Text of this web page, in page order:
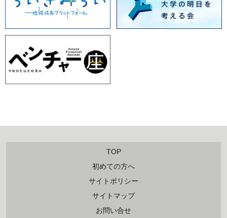
TOP
初めての方へ
サイトポリシー
サイトマップ
お問い合せ